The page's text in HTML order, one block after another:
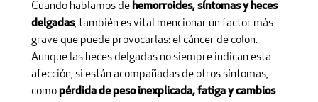
Cuando hablamos dehemorroides, síntomas y heces
delgadas, también es vital mencionar un factor más
grave que puede provocarlas: el cáncer de colon.
Aunque las heces delgadas no siempre indican esta
afección, si están acompañadas de otros síntomas,
comopérdida de peso inexplicada, fatiga y cambios